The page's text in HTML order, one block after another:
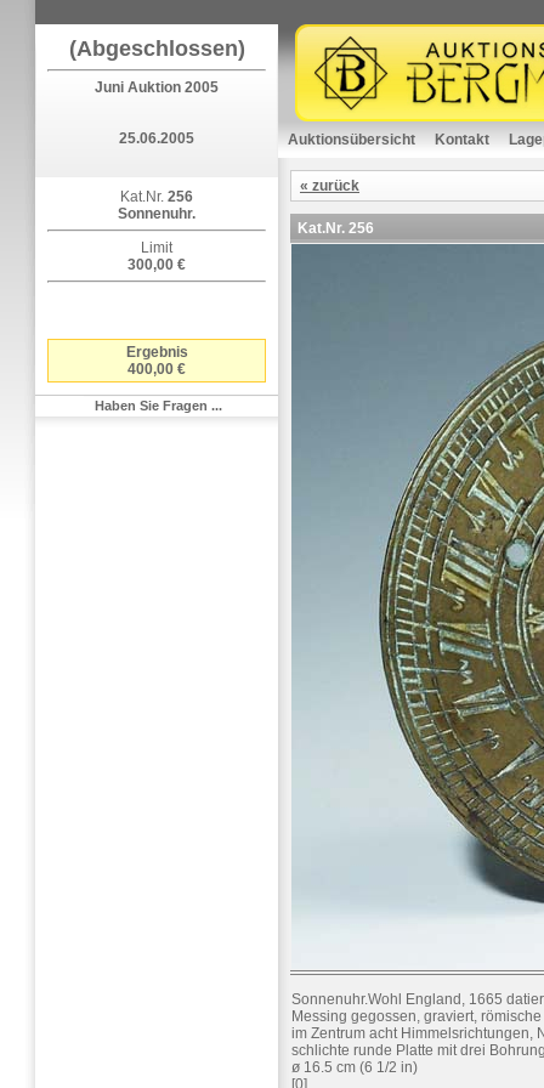
(Abgeschlossen)
Juni Auktion 2005
25.06.2005
Kat.Nr. 256
Sonnenuhr.
Limit
300,00 €
Ergebnis
400,00 €
Haben Sie Fragen ...
Auktionsübersicht Kontakt
« zurück
Kat.Nr. 256
Sonnenuhr.Wohl England, 1665
Messing gegossen, graviert,
im Zentrum acht Himmelsrichtungen,
schlichte runde Platte mit drei
ø 16.5 cm (6 1/2 in)
[0]